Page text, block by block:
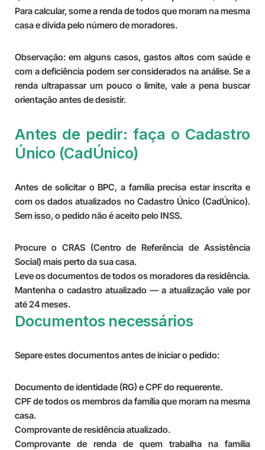
Para calcular, some a renda de todos que moram na mesma
casa e divida pelo número de moradores.
Observação: em alguns casos, gastos altos com saúde e
com a deficiência podem ser considerados na análise. Se a
renda ultrapassar um pouco o limite, vale a pena buscar
orientação antes de desistir.
Antes de pedir: faça o Cadastro
Único (CadÚnico)
Antes de solicitar o BPC, a família precisa estar inscrita e
com os dados atualizados no Cadastro Único (CadÚnico).
Sem isso, o pedido não é aceito pelo INSS.
Procure o CRAS (Centro de Referência de Assistência
Social) mais perto da sua casa.
Leve os documentos de todos os moradores da residência.
Mantenha o cadastro atualizado — a atualização vale por
até 24 meses.
Documentos necessários
Separe estes documentos antes de iniciar o pedido:
Documento de identidade (RG) e CPF do requerente.
CPF de todos os membros da família que moram na mesma
casa.
Comprovante de residência atualizado.
Comprovante de renda de quem trabalha na família